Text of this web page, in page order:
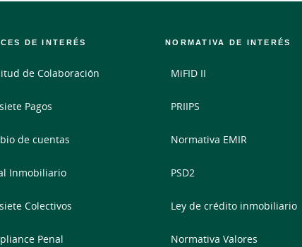
DE INTERÉS
de Colaboración
Pagos
de cuentas
Inmobiliario
Colectivos
Penal
NORMATIVA DE INTERÉS
MiFID II
PRIIPS
Normativa EMIR
PSD2
Ley de crédito inmobiliario
Normativa Valores